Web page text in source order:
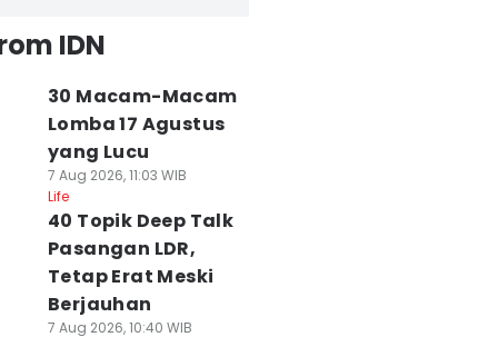
IDN
30 Macam-Macam
Lomba 17 Agustus
yang Lucu
7 Aug 2026, 11:03 WIB
Life
40 Topik Deep Talk
Pasangan LDR,
Tetap Erat Meski
Berjauhan
7 Aug 2026, 10:40 WIB